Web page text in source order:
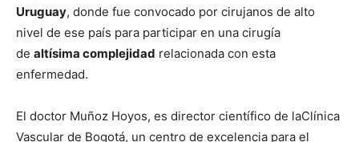
Uruguay, donde fue convocado por cirujanos de alto
nivel de ese país para participar en una cirugía
de altísima complejidad relacionada con esta
enfermedad.
El doctor Muñoz Hoyos, es director científico de laClínica
Vascular de Bogotá, un centro de excelencia para el